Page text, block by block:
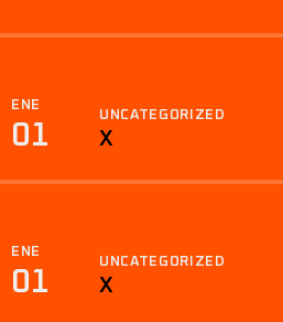
ENE
01
UNCATEGORIZED
X
ENE
01
UNCATEGORIZED
X